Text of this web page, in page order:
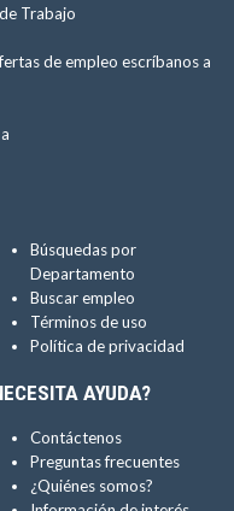
Trabajo
de empleo escríbanos a
Búsquedas por
Departamento
Buscar empleo
Términos de uso
Política de privacidad
AYUDA?
Contáctenos
Preguntas frecuentes
¿Quiénes somos?